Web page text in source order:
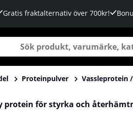
Gratis fraktalternativ över 700kr!
Proteinpulver Vassleprotein
protein för styrka och